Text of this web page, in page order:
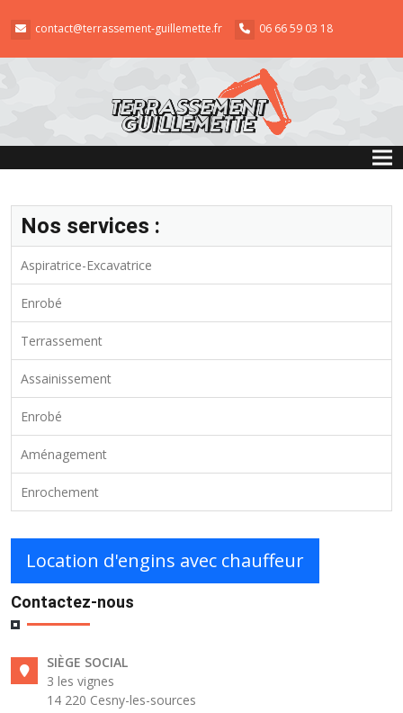
contact@terrassement-guillemette.fr 06 66 59 03 18
Nos services :
Aspiratrice-Excavatrice
Enrobé
Terrassement
Assainissement
Enrobé
Aménagement
Enrochement
Location d'engins avec chauffeur
Contactez-nous
SIÈGE SOCIAL
3 les vignes
14 220 Cesny-les-sources